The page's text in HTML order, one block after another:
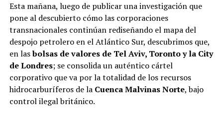
Esta mañana, luego de publicar una investigación que
pone al descubierto cómo las corporaciones
transnacionales continúan rediseñando el mapa del
despojo petrolero en el Atlántico Sur, descubrimos que,
en lasbolsas de valores de Tel Aviv, Toronto y la City
de Londres; se consolida un auténtico cártel
corporativo que va por la totalidad de los recursos
hidrocarburíferos de la Cuenca Malvinas Norte, bajo
control ilegal británico.